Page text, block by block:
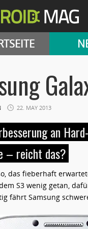
22. MAY 2013
an
– reicht das?
das fieberhaft
S3 wenig getan,
fährt Samsung